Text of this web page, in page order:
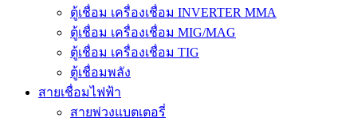
ตู้เชื่อม เครื่องเชื่อม INVERTER MMA
ตู้เชื่อม เครื่องเชื่อม MIG/MAG
ตู้เชื่อม เครื่องเชื่อม TIG
ตู้เชื่อมพลัง
สายเชื่อมไฟฟ้า
สายพ่วงแบตเตอรี่